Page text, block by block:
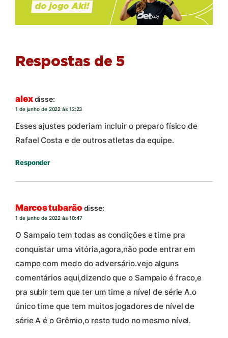
Respostas de 5
alexdisse:
1 de junho de 2022 às 12:23
Esses ajustes poderiam incluir o preparo físico de
Rafael Costa e de outros atletas da equipe.
Responder
Marcos tubarão disse:
1 de junho de 2022 às 10:47
O Sampaio tem todas as condições e time pra
conquistar uma vitória,agora,não pode entrar em
campo com medo do adversário.vejo alguns
comentários aqui,dizendo que o Sampaio é fraco,e
pra subir tem que ter um time a nível de série A.o
único time que tem muitos jogadores de nível de
série A é o Grêmio,o resto tudo no mesmo nível.